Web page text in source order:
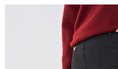
成交易。
3.實際核准額度、可分期數及費用金額
4.訂單成立30分鐘內，如未前往確認
消。如遇「轉專審核」未通過狀況，
1.分期款項不併入電信帳單，「大哥付
AFTEE先享後付是「在收到商品之後
１．簡單：不需註冊會員、不需綁卡、
２．便利：只要手機號碼，簡訊認證，
３．安心：先確認商品／服務後，再付
【「AFTEE先享後付」結帳流程】
每筆NT$120，滿NT$2,000(含以